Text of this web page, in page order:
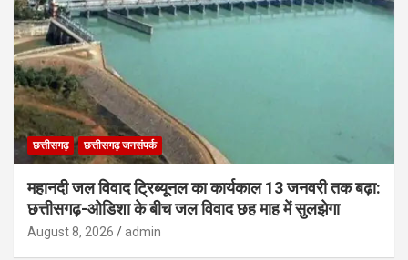
छत्तीसगढ़ छत्तीसगढ़ जनसंपर्क
महानदी जल विवाद ट्रिब्यूनल का कार्यकाल 13 जनवरी तक बढ़ा:
छत्तीसगढ़-ओडिशा के बीच जल विवाद छह माह में सुलझेगा
August 8, 2026 admin